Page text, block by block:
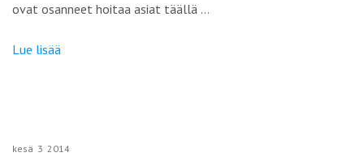
ovat osanneet hoitaa asiat täällä …
Lue lisää
kesä 3 2014